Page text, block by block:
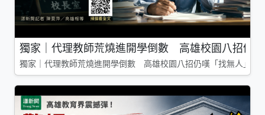
獨家｜代理教師荒燒進開學倒數 高雄校園八招仍
獨家｜代理教師荒燒進開學倒數 高雄校園八招仍嘆「找無人」